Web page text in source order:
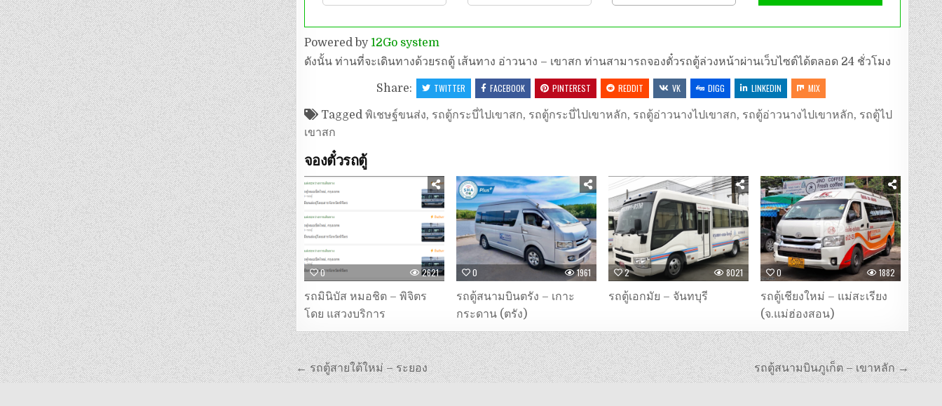
Powered by 12Go system
ดังนั้น ท่านที่จะเดินทางด้วยรถตู้ เส้นทาง อ่าวนาง – เขาสก ท่านสามารถจองตั๋วรถตู้ล่วงหน้าผ่านเว็บไซต์ได้ตลอด 24 ชั่วโมง
Share: TWITTER FACEBOOK PINTEREST REDDIT VK DIGG LINKEDIN MIX
Tagged พิเชษฐ์ขนส่ง, รถตู้กระบี่ไปเขาสก, รถตู้กระบี่ไปเขาหลัก, รถตู้อ่าวนางไปเขาสก, รถตู้อ่าวนางไปเขาหลัก, รถตู้ไป
เขาสก
จองตั๋วรถตู้
0 2621
รถมินิบัส หมอชิต – พิจิตร
โดย แสวงบริการ
0 1961
รถตู้สนามบินตรัง – เกาะ
กระดาน (ตรัง)
2 8021
รถตู้เอกมัย – จันทบุรี
0 1882
รถตู้เชียงใหม่ – แม่สะเรียง
(จ.แม่ฮ่องสอน)
แนะแนว
เรื่อง
รถตู้สนามบินภูเก็ต – เขาหลัก →
← รถตู้สายใต้ใหม่ – ระยอง